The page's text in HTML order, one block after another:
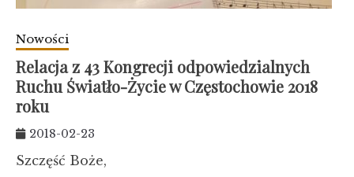
Nowości
Relacja z 43 Kongrecji odpowiedzialnych
Ruchu Światło-Życie w Częstochowie 2018
roku
2018-02-23
Szczęść Boże,